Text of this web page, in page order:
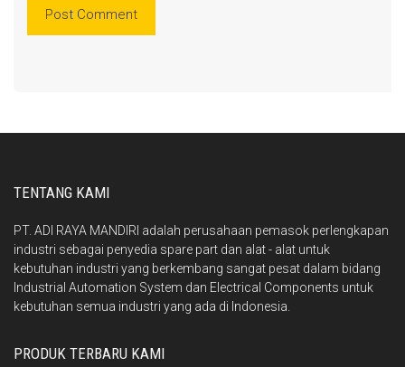
TENTANG KAMI
PT. ADI RAYA MANDIRI adalah perusahaan pemasok perlengkapan
industri sebagai penyedia spare part dan alat - alat untuk
kebutuhan industri yang berkembang sangat pesat dalam bidang
Industrial Automation System dan Electrical Components untuk
kebutuhan semua industri yang ada di Indonesia.
PRODUK TERBARU KAMI